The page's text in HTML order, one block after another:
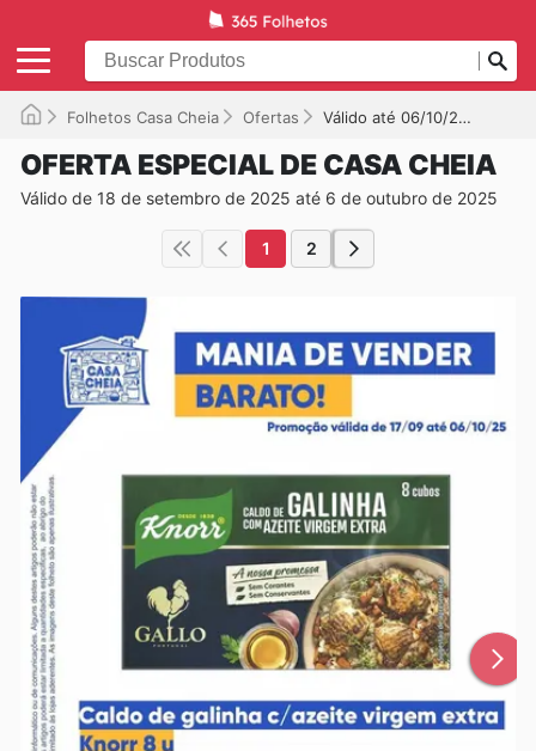
Folhetos Casa Cheia Ofertas Válido até 06/10/2025
OFERTA ESPECIAL DE CASA CHEIA
Válido de 18 de setembro de 2025 até 6 de outubro de 2025
1 2